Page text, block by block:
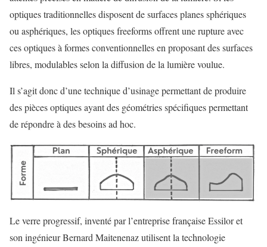
optiques traditionnelles disposent de surfaces planes sphériques
ou asphériques, les optiques freeforms offrent une rupture avec
ces optiques à formes conventionnelles en proposant des surfaces
libres, modulables selon la diffusion de la lumière voulue.
Il s’agit donc d’une technique d’usinage permettant de produire
des pièces optiques ayant des géométries spécifiques permettant
de répondre à des besoins ad hoc.
Le verre progressif, inventé par l’entreprise française Essilor et
son ingénieur Bernard Maitenenaz utilisent la technologie